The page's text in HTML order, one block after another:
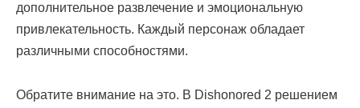
дополнительное развлечение и эмоциональную
привлекательность. Каждый персонаж обладает
различными способностями.
Обратите внимание на это. В Dishonored 2 решением